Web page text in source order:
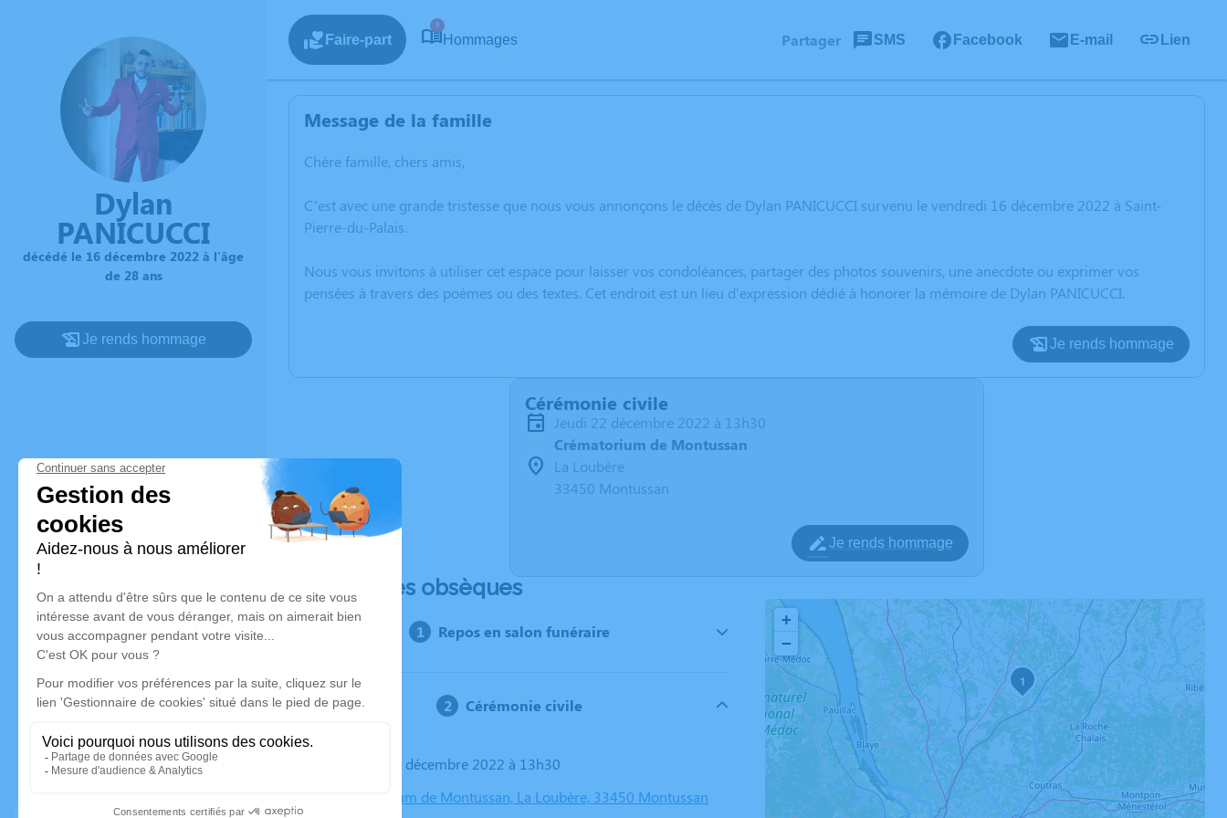
Dylan
PANICUCCI
décédé le 16 décembre 2022 à l'âge
de 28 ans
Je rends hommage
Faire-part
9
Hommages Partager SMS Facebook E-mail Lien
Message de la famille
Chère famille, chers amis,
C’est avec une grande tristesse que nous vous annonçons le décès de Dylan PANICUCCI survenu le vendredi 16 décembre 2022 à Saint-
Pierre-du-Palais.
Nous vous invitons à utiliser cet espace pour laisser vos condoléances, partager des photos souvenirs, une anecdote ou exprimer vos
pensées à travers des poèmes ou des textes. Cet endroit est un lieu d'expression dédié à honorer la mémoire de Dylan PANICUCCI.
Je rends hommage
Cérémonie civile
jeudi 22 décembre 2022 à 13h30
Crématorium de Montussan
La Loubère
33450 Montussan
Je rends hommage
Déroulé des obsèques
Repos en salon funéraire
Cérémonie civile
Le jeudi 22 décembre 2022 à 13h30
Crématorium de Montussan, La Loubère, 33450 Montussan
1
+
−